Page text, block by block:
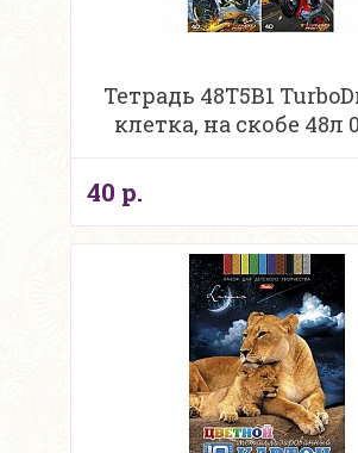
Тетрадь 48Т5В1
клетка, на скобе 48л
40 р.